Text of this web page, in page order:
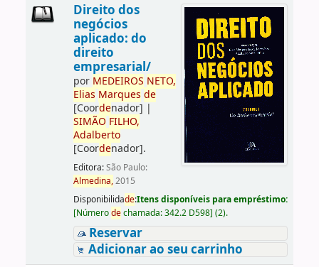
Direito dos
negócios
aplicado: do
direito
empresarial/
por MEDEIROS NETO,
Elias Marques de
[Coordenador] |
SIMÃO FILHO,
Adalberto
[Coordenador].
Editora:São Paulo:
Almedina,2015
Disponibilidade:Itens disponíveis para empréstimo:
[Númerodechamada:342.2 D598] (2).
Reservar
Adicionar ao seu carrinho